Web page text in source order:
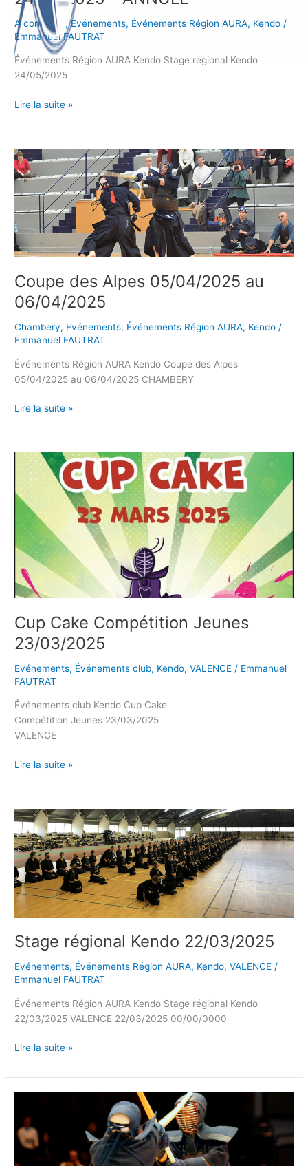
A confirmer ,Evénements, Événements Région AURA, Kendo /
Emmanuel FAUTRAT
Événements Région AURA Kendo Stage régional Kendo
24/05/2025
Lire la suite »
Coupe des Alpes 05/04/2025 au
06/04/2025
Chambery, Evénements, Événements Région AURA, Kendo /
Emmanuel FAUTRAT
Événements Région AURA Kendo Coupe des Alpes
05/04/2025 au 06/04/2025 CHAMBERY
Coupe
des
Alpes
05/04/2025
au
06/04/2025
Lire la suite »
Cup Cake Compétition Jeunes
23/03/2025
Evénements, Événements club, Kendo,VALENCE / Emmanuel
FAUTRAT
Événements club Kendo Cup Cake
Compétition Jeunes 23/03/2025
VALENCE
Cup
Cake
Compétition
Jeunes
23/03/2025
Lire la suite »
Stage régional Kendo 22/03/2025
Evénements, Événements Région AURA, Kendo,VALENCE /
Emmanuel FAUTRAT
Événements Région AURA Kendo Stage régional Kendo
22/03/2025 VALENCE 22/03/2025 00/00/0000
Stage
régional
Kendo
22/03/2025
Lire la suite »
kendo
3eme
DAN